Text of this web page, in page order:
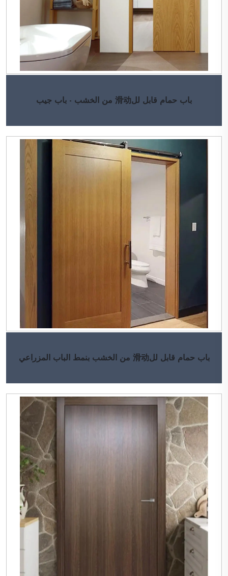
باب حمام قابل لل滑动 من الخشب - باب جيب
باب حمام قابل لل滑动 من الخشب بنمط الباب المزراعي